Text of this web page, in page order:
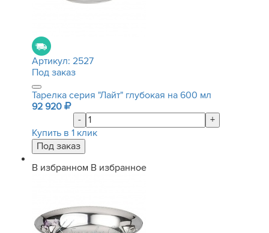
Артикул: 2527
Под заказ
Тарелка серия "Лайт" глубокая на 600 мл
92 920
-
+
Купить в 1 клик
В избранном В избранное